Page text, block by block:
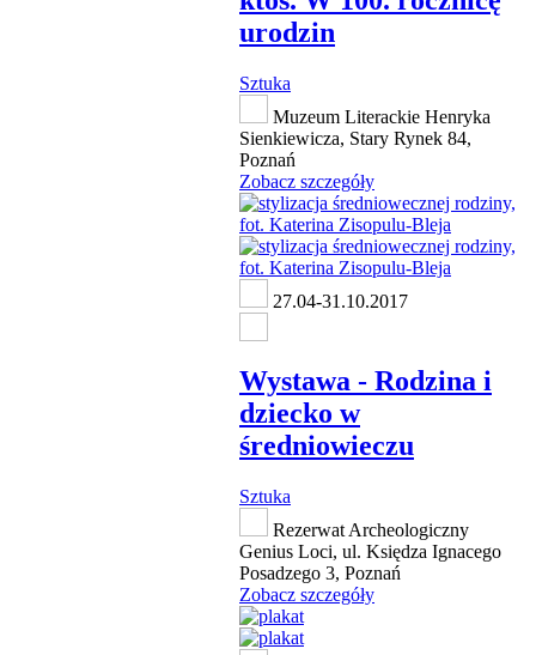
urodzin
Sztuka
Muzeum Literackie Henryka
Sienkiewicza, Stary Rynek 84,
Poznań
Zobacz szczegóły
27.04-31.10.2017
Wystawa - Rodzina i
dziecko w
średniowieczu
Sztuka
Rezerwat Archeologiczny
Genius Loci, ul. Księdza Ignacego
Posadzego 3, Poznań
Zobacz szczegóły